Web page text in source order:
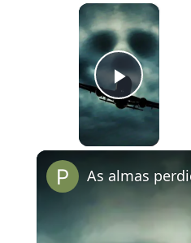
×
Play